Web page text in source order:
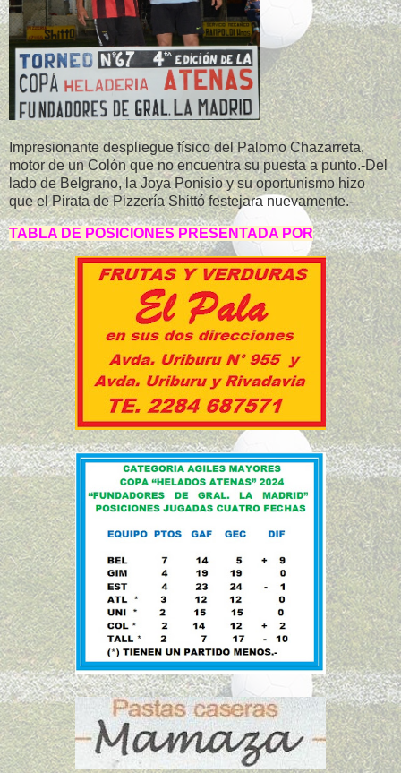
Impresionante despliegue físico del Palomo Chazarreta,
motor de un Colón que no encuentra su puesta a punto.-Del
lado de Belgrano, la Joya Ponisio y su oportunismo hizo
que el Pirata de Pizzería Shittó festejara nuevamente.-
TABLA DE POSICIONES PRESENTADA POR